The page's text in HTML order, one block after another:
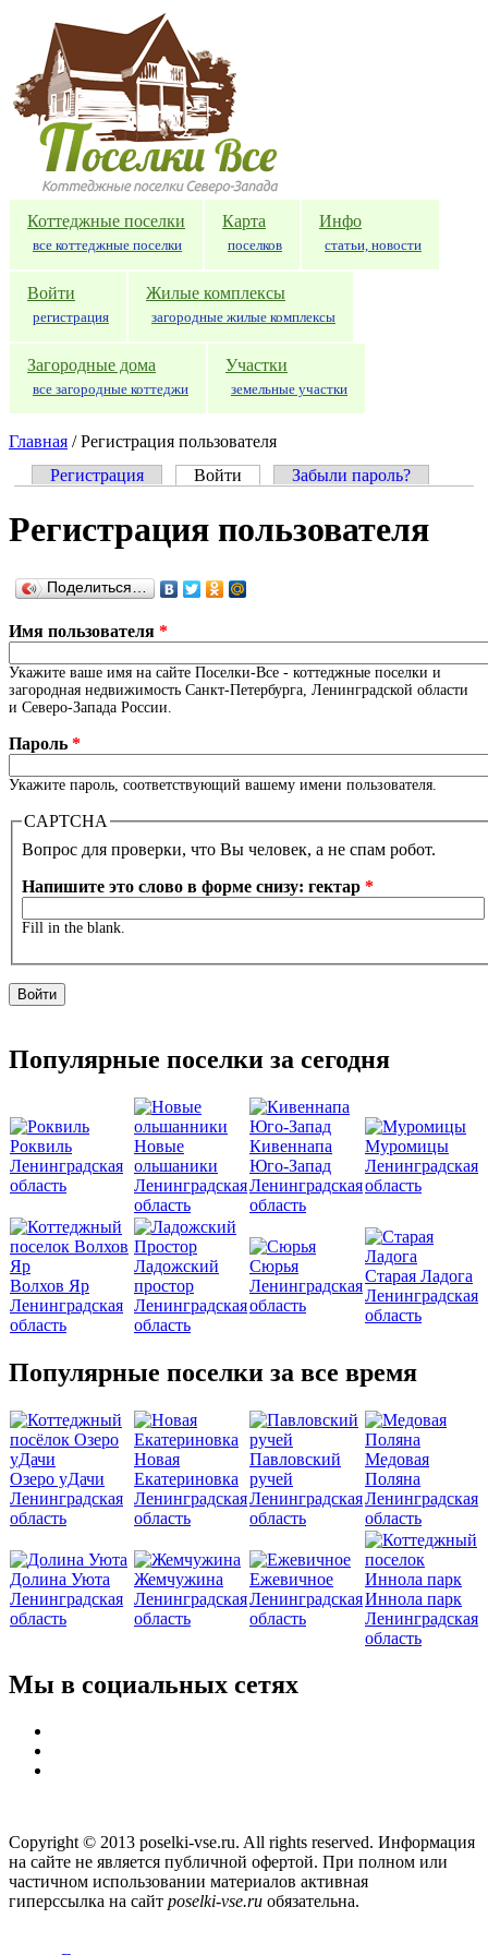
Перейти к основному содержанию
Коттеджные поселки
все коттеджные поселки
Карта
поселков
Инфо
статьи, новости
Войти
регистрация
Жилые комплексы
загородные жилые комплексы
Загородные дома
все загородные коттеджи
Участки
земельные участки
Главная /Регистрация пользователя
Регистрация Войти (активная вкладка)
Забыли пароль?
Регистрация пользователя
Поделиться…
Имя пользователя *
Укажите ваше имя на сайте Поселки-Все - коттеджные поселки и
загородная недвижимость Санкт-Петербурга, Ленинградской области
и Северо-Запада России.
Пароль *
Укажите пароль, соответствующий вашему имени пользователя.
CAPTCHA
Вопрос для проверки, что Вы человек, а не спам робот.
Напишите это слово в форме снизу: гектар *
Fill in the blank.
Популярные поселки за сегодня
Роквиль
Ленинградская
область
Новые
ольшаники
Ленинградская
область
Кивеннапа
Юго-Запад
Ленинградская
область
Муромицы
Ленинградская
область
Волхов Яр
Ленинградская
область
Ладожский
простор
Ленинградская
область
Сюрья
Ленинградская
область
Старая Ладога
Ленинградская
область
Популярные поселки за все время
Озеро уДачи
Ленинградская
область
Новая
Екатериновка
Ленинградская
область
Павловский
ручей
Ленинградская
область
Медовая
Поляна
Ленинградская
область
Долина Уюта
Ленинградская
область
Жемчужина
Ленинградская
область
Ежевичное
Ленинградская
область
Иннола парк
Ленинградская
область
Мы в социальных сетях
Copyright © 2013 poselki-vse.ru. All rights reserved. Информация
на сайте не является публичной офертой. При полном или
частичном использовании материалов активная
гиперссылка на сайт poselki-vse.ru​ обязательна.